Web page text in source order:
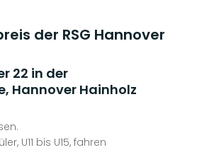
der RSG Hannover
22 in der
Hannover Hainholz
U11 bis U15, fahren